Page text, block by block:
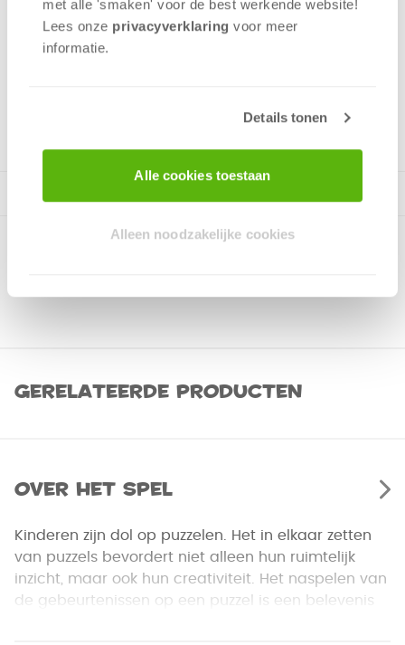
met alle 'smaken' voor de best werkende website​!
Lees onze privacyverklaring voor meer
informatie.
Details tonen
Alle cookies toestaan
Alleen noodzakelijke cookies
Kinderpuzzel met een afbeelding van een kinderdag bij de
brandweer, 60 stukjes.
Gerelateerde producten
Over het spel
Kinderen zijn dol op puzzelen. Het in elkaar zetten
van puzzels bevordert niet alleen hun ruimtelijk
inzicht, maar ook hun creativiteit. Het naspelen van
de gebeurtenissen op een puzzel is een belevenis